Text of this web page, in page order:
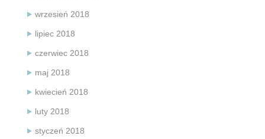
wrzesień 2018
lipiec 2018
czerwiec 2018
maj 2018
kwiecień 2018
luty 2018
styczeń 2018